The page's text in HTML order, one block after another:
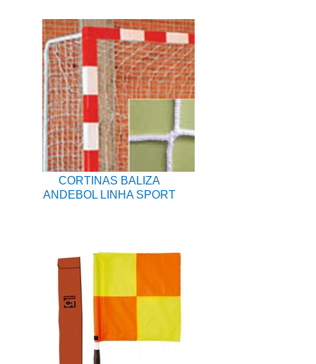
CORTINAS BALIZA
ANDEBOL LINHA SPORT